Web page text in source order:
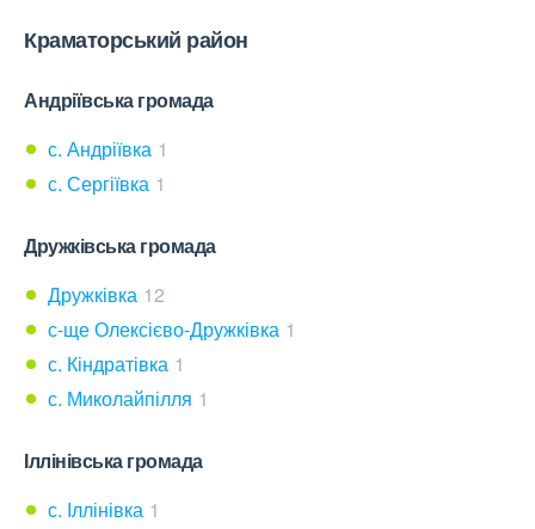
Краматорський район
Андріївська громада
с. Андріївка 1
с. Сергіївка 1
Дружківська громада
Дружківка 12
с-ще Олексієво-Дружківка 1
с. Кіндратівка 1
с. Миколайпілля 1
Іллінівська громада
с. Іллінівка 1